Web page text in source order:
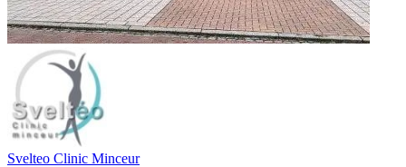
Svelteo Clinic Minceur